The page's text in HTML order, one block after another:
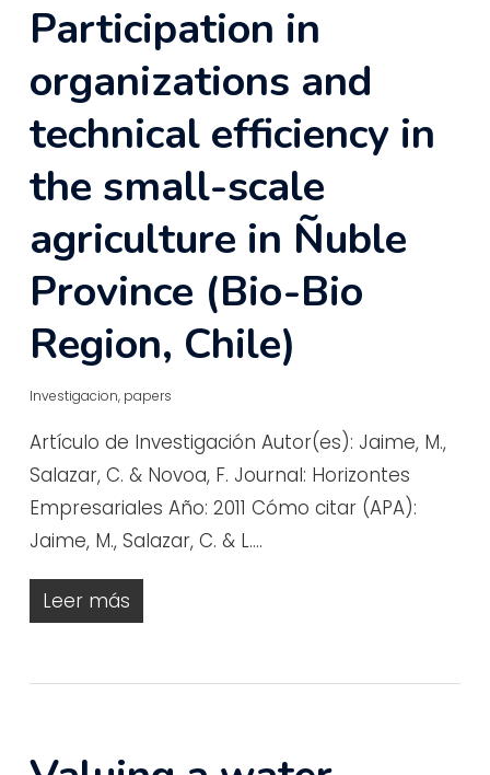
Participation in
organizations and
technical efficiency in
the small-scale
agriculture in Ñuble
Province (Bio-Bio
Region, Chile)
Investigacion, papers
Artículo de Investigación Autor(es): Jaime, M.,
Salazar, C. & Novoa, F. Journal: Horizontes
Empresariales Año: 2011 Cómo citar (APA):
Jaime, M., Salazar, C. & L.…
Leer más